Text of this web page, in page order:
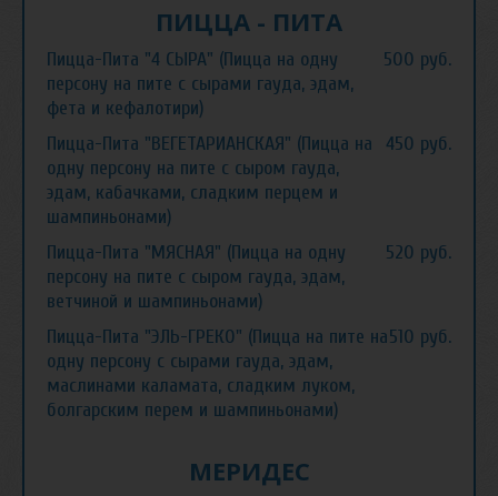
ПИЦЦА - ПИТА
Пицца-Пита "4 СЫРА" (Пицца на одну
персону на пите с сырами гауда, эдам,
фета и кефалотири)
500 руб.
Пицца-Пита "ВЕГЕТАРИАНСКАЯ" (Пицца на
одну персону на пите с сыром гауда,
эдам, кабачками, сладким перцем и
шампиньонами)
450 руб.
Пицца-Пита "МЯСНАЯ" (Пицца на одну
персону на пите с сыром гауда, эдам,
ветчиной и шампиньонами)
520 руб.
Пицца-Пита "ЭЛЬ-ГРЕКО" (Пицца на пите на
одну персону с сырами гауда, эдам,
маслинами каламата, сладким луком,
болгарским перем и шампиньонами)
510 руб.
МЕРИДЕС